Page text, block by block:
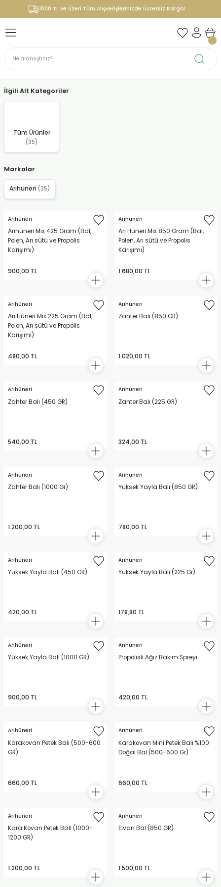
1000 TL ve Üzeri Tüm Alışverişlerinizde Ücretsiz Kargo!
İlgili Alt Kategoriler
Tüm Ürünler
(35)
Markalar
Arıhüneri (35)
Arıhüneri
Arıhüneri Mix 425 Gram (Bal,
Polen, Arı sütü ve Propolis
Karışımı)
900,00 TL
Arıhüneri
Arı Hüneri Mix 850 Gram (Bal,
Polen, Arı sütü ve Propolis
Karışımı)
1.680,00 TL
Arıhüneri
Arı Hüneri Mix 225 Gram (Bal,
Polen, Arı sütü ve Propolis
Karışımı)
480,00 TL
Arıhüneri
Zahter Balı (850 GR)
1.020,00 TL
Arıhüneri
Zahter Balı (450 GR)
540,00 TL
Arıhüneri
Zahter Balı (225 GR)
324,00 TL
Arıhüneri
Zahter Balı (1000 Gr)
1.200,00 TL
Arıhüneri
Yüksek Yayla Balı (850 GR)
780,00 TL
Arıhüneri
Yüksek Yayla Balı (450 GR)
420,00 TL
Arıhüneri
Yüksek Yayla Balı (225 Gr)
178,80 TL
Arıhüneri
Yüksek Yayla Balı (1000 GR)
900,00 TL
Arıhüneri
Propolisli Ağız Bakım Spreyi
420,00 TL
Arıhüneri
Karakovan Petek Balı (500-600
GR)
660,00 TL
Arıhüneri
Karakovan Mini Petek Balı %100
Doğal Bal (500-600 Gr)
660,00 TL
Arıhüneri
Kara Kovan Petek Balı (1000-
1200 GR)
1.200,00 TL
Arıhüneri
Elvan Bal (850 GR)
1.500,00 TL